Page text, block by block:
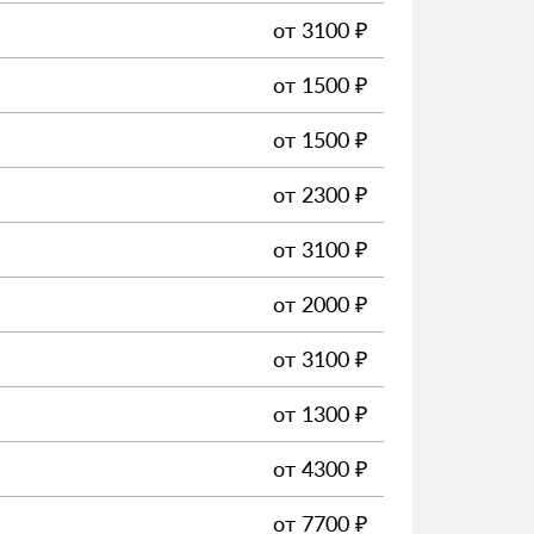
от 3100 ₽
от 1500 ₽
от 1500 ₽
от 2300 ₽
от 3100 ₽
от 2000 ₽
от 3100 ₽
от 1300 ₽
от 4300 ₽
от 7700 ₽